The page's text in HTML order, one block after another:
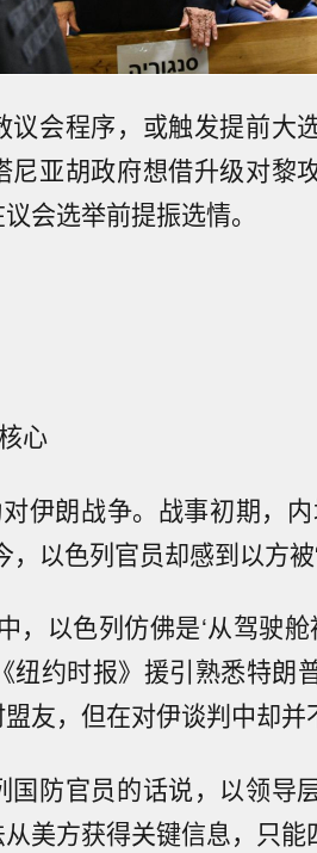
议会程序，或触发提前大
尼亚胡政府想借升级对黎
会选举前提振选情。
心
伊朗战争。战事初期，
以色列官员却感到以方被
，以色列仿佛是‘从驾驶舱
《纽约时报》援引熟悉特朗
友，但在对伊谈判中却并
国防官员的话说，以领导
美方获得关键信息，只